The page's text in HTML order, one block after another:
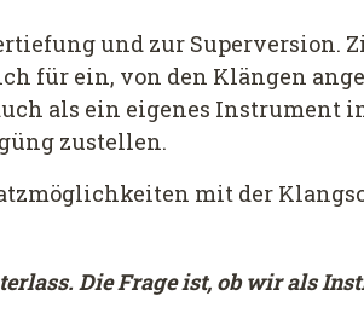
und zur Superversion.
für ein, von den Klängen
als ein eigenes Instrument
zustellen.
mit der
Die Frage ist, ob wir als